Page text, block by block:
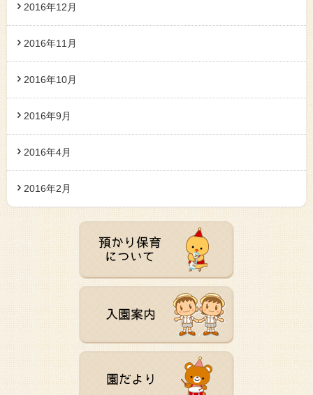
2016年12月
2016年11月
2016年10月
2016年9月
2016年4月
2016年2月